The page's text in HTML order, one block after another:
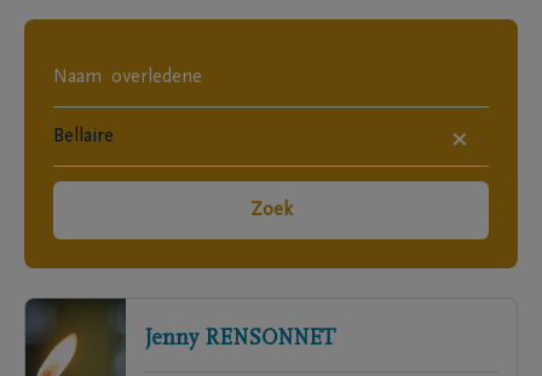
×
Zoek
Jenny RENSONNET